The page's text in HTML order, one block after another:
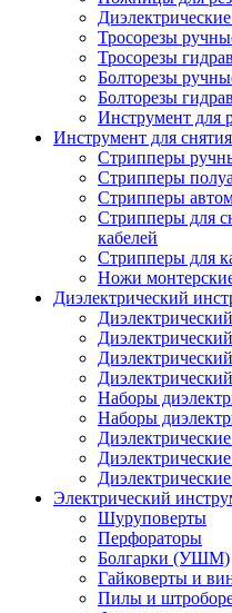
Тросорезы
Тросорезы
Болторезы
Болторезы
Инструмент для
Инструмент для
Cтрипперы
Cтрипперы
Cтрипперы
Стрипперы для
кабелей
Стрипперы для
Ножи
Диэлектрический
Наборы
Наборы
Электрический
Шуруповерты
Перфораторы
Болгарки (УШМ)
Гайковерты и
Пилы и